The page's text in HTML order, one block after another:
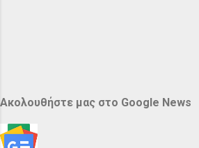
Ακολουθήστε μας στο Google News